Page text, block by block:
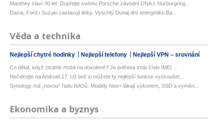
Manthey slaví 30 let: Dopřejte svému Porsche závodní DNA z Nürburgring...
Dacia, Ford i Suzuki zastavují linky. Vyschlý Dunaj drtí energetiku Ba...
Věda a technika
Nejlepší chytré hodinky Nejlepší telefony Nejlepší VPN – srovnání
Co dělat, když ztratíte mobil na dovolené? Je potřeba znát číslo IMEI ...
Nečekejte na Android 17. Už teď si můžete ty nejlepší funkce vyzkoušet...
Synology má „novou“ řadu NASů. Modely Neo+ lákají výkonem, SSD a vyměn...
Ekonomika a byznys